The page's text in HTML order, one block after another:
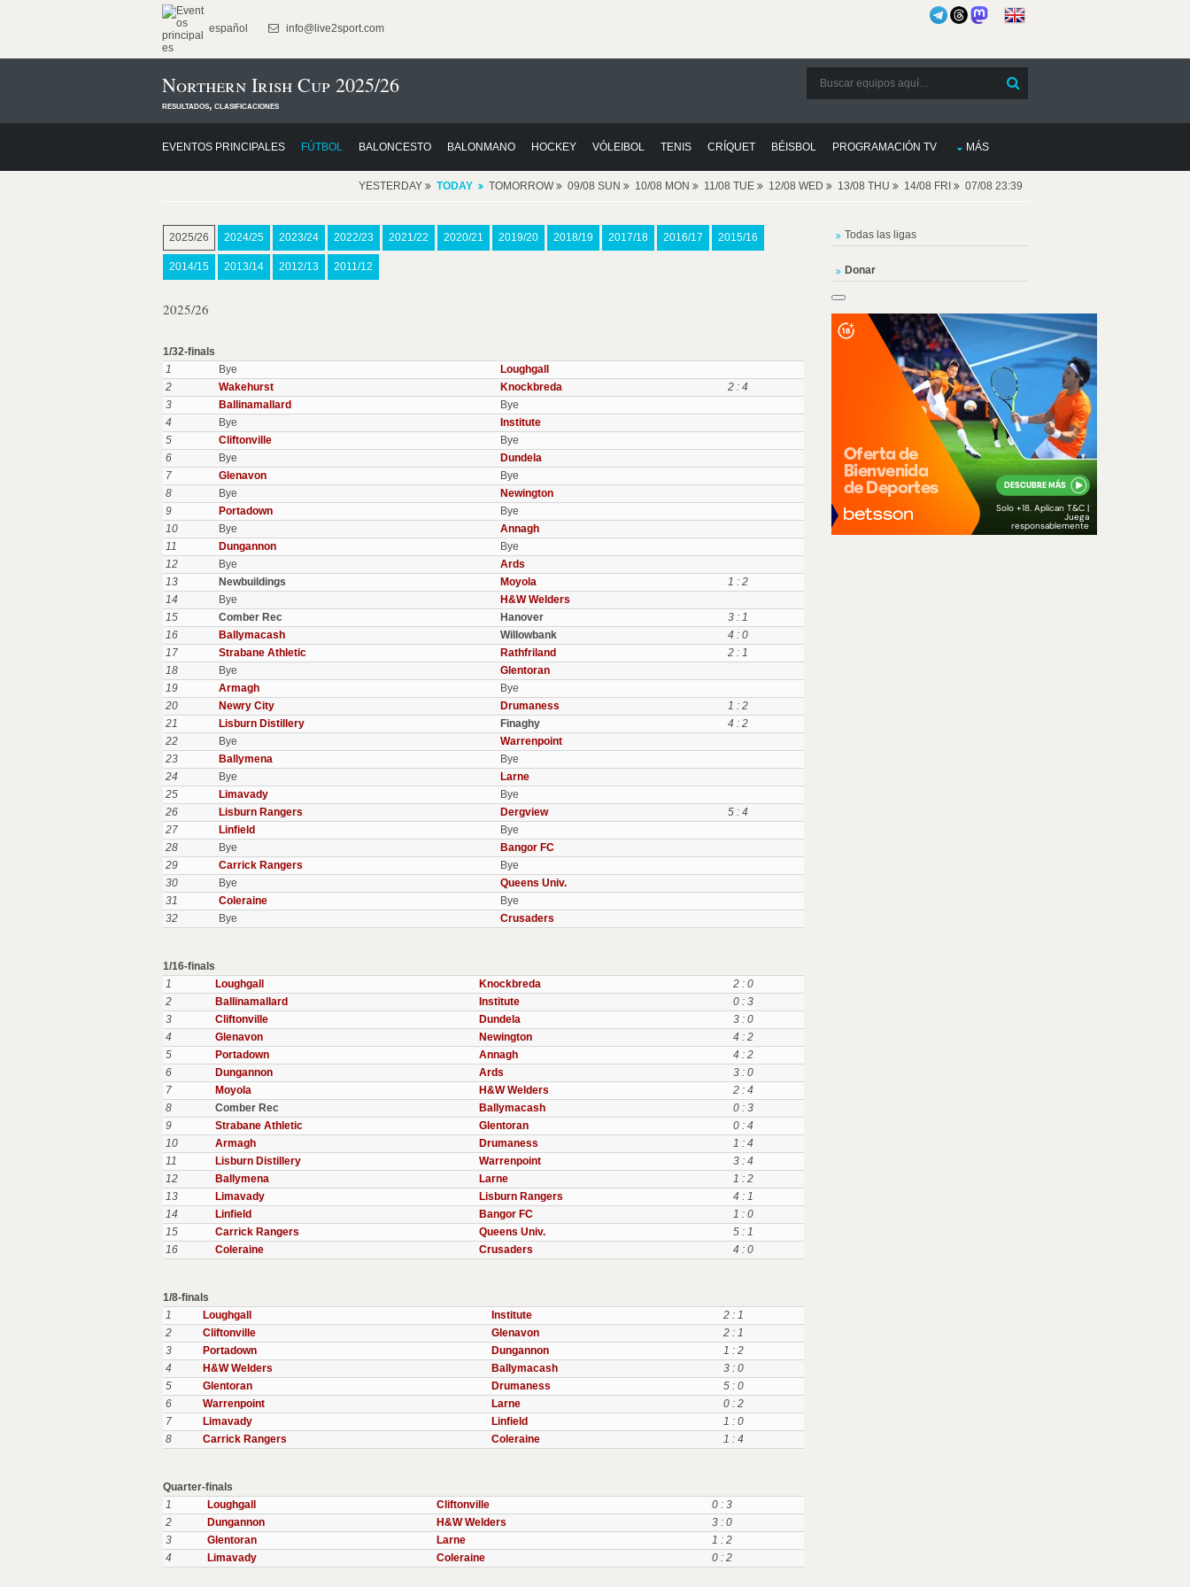
español info@live2sport.com
Northern Irish Cup 2025/26
resultados, clasificaciones
EVENTOS PRINCIPALES FÚTBOL BALONCESTO BALONMANO HOCKEY VÓLEIBOL TENIS CRÍQUET BÉISBOL PROGRAMACIÓN TV MÁS
YESTERDAY TODAY TOMORROW 09/08 SUN 10/08 MON 11/08 TUE 12/08 WED 13/08 THU 14/08 FRI 07/08 23:39
2025/26 2024/25 2023/24 2022/23 2021/22 2020/21 2019/20 2018/19 2017/18 2016/17 2015/16
2014/15 2013/14 2012/13 2011/12
2025/26
1/32-finals
1
Bye
Loughgall
2
Wakehurst Knockbreda
2 : 4
3
Ballinamallard
Bye
4
Bye
Institute
5
Cliftonville
Bye
6
Bye
Dundela
7
Glenavon
Bye
8
Bye
Newington
9
Portadown
Bye
10
Bye
Annagh
11
Dungannon
Bye
12
Bye
Ards
13
Newbuildings Moyola
1 : 2
14
Bye
H&W Welders
15
Comber Rec Hanover
3 : 1
16
Ballymacash Willowbank
4 : 0
17
Strabane Athletic Rathfriland
2 : 1
18
Bye
Glentoran
19
Armagh
Bye
20
Newry City Drumaness
1 : 2
21
Lisburn Distillery Finaghy
4 : 2
22
Bye
Warrenpoint
23
Ballymena
Bye
24
Bye
Larne
25
Limavady
Bye
26
Lisburn Rangers Dergview
5 : 4
27
Linfield
Bye
28
Bye
Bangor FC
29
Carrick Rangers
Bye
30
Bye
Queens Univ.
31
Coleraine
Bye
32
Bye Crusaders
1/16-finals
1
Loughgall Knockbreda
2 : 0
2
Ballinamallard Institute
0 : 3
3
Cliftonville Dundela
3 : 0
4
Glenavon Newington
4 : 2
5
Portadown Annagh
4 : 2
6
Dungannon Ards
3 : 0
7
Moyola H&W Welders
2 : 4
8
Comber Rec Ballymacash
0 : 3
9
Strabane Athletic Glentoran
0 : 4
10
Armagh Drumaness
1 : 4
11
Lisburn Distillery Warrenpoint
3 : 4
12
Ballymena Larne
1 : 2
13
Limavady Lisburn Rangers
4 : 1
14
Linfield Bangor FC
1 : 0
15
Carrick Rangers Queens Univ.
5 : 1
16
Coleraine Crusaders 4 : 0
1/8-finals
1
Loughgall Institute
2 : 1
2
Cliftonville Glenavon
2 : 1
3
Portadown Dungannon
1 : 2
4
H&W Welders Ballymacash
3 : 0
5
Glentoran Drumaness
5 : 0
6
Warrenpoint Larne
0 : 2
7
Limavady Linfield
1 : 0
8
Carrick Rangers Coleraine 1 : 4
Quarter-finals
1
Loughgall Cliftonville
0 : 3
2
Dungannon H&W Welders
3 : 0
3
Glentoran Larne
1 : 2
4
Limavady Coleraine 0 : 2
Todas las ligas
Donar